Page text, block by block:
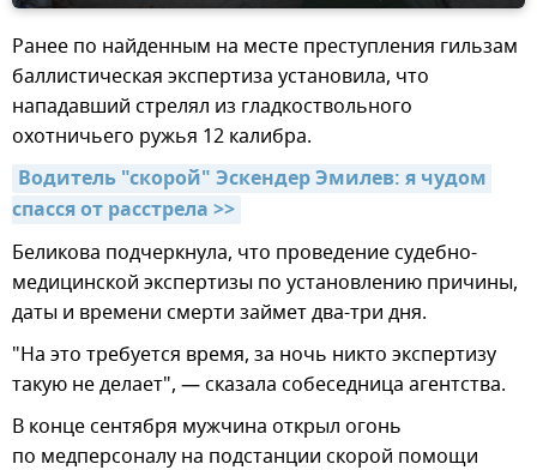
Ранее по найденным на месте преступления гильзам
баллистическая экспертиза установила, что
нападавший стрелял из гладкоствольного
охотничьего ружья 12 калибра.
Водитель "скорой" Эскендер Эмилев: я чудом
спасся от расстрела >>
Беликова подчеркнула, что проведение судебно-
медицинской экспертизы по установлению причины,
даты и времени смерти займет два-три дня.
"На это требуется время, за ночь никто экспертизу
такую не делает", — сказала собеседница агентства.
В конце сентября мужчина открыл огонь
по медперсоналу на подстанции скорой помощи